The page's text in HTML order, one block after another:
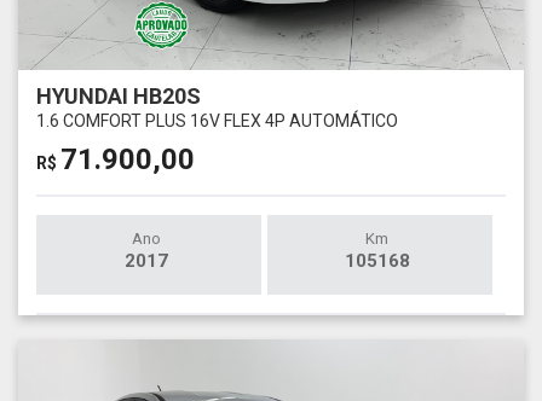
HYUNDAI HB20S
1.6 COMFORT PLUS 16V FLEX 4P AUTOMÁTICO
R$ 71.900,00
Ano
2017
Km
105168